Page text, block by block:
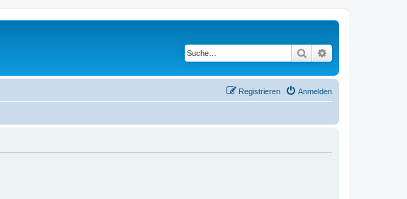
Suche
Anmelden
Registrieren